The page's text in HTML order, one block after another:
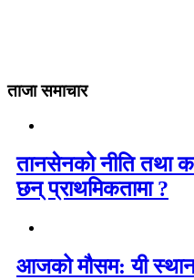
ताजा समाचार
तानसेनको नीति तथा
छन् प्राथमिकतामा ?
आजको मौसम: यी